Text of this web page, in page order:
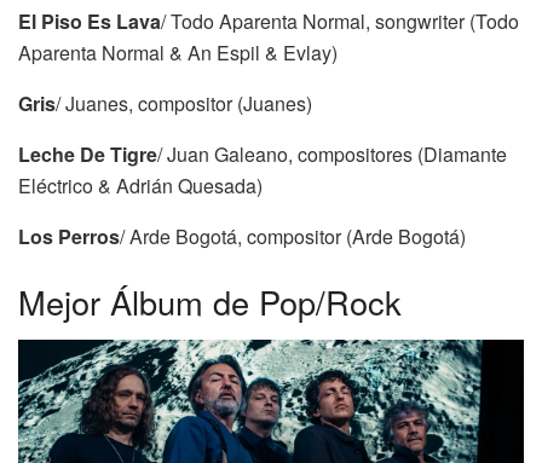
El Piso Es Lava/ Todo Aparenta Normal, songwriter (Todo
Aparenta Normal & An Espil & Evlay)
Gris/ Juanes, compositor (Juanes)
Leche De Tigre/ Juan Galeano, compositores (Diamante
Eléctrico & Adrián Quesada)
Los Perros/ Arde Bogotá, compositor (Arde Bogotá)
Mejor Álbum de Pop/Rock